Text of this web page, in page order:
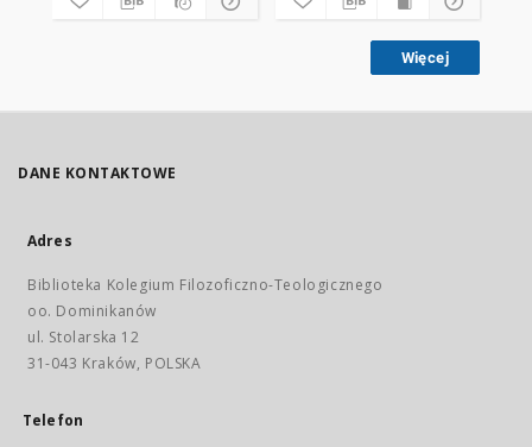
Więcej
DANE KONTAKTOWE
Adres
Biblioteka Kolegium Filozoficzno-Teologicznego
oo. Dominikanów
ul. Stolarska 12
31-043 Kraków, POLSKA
Telefon